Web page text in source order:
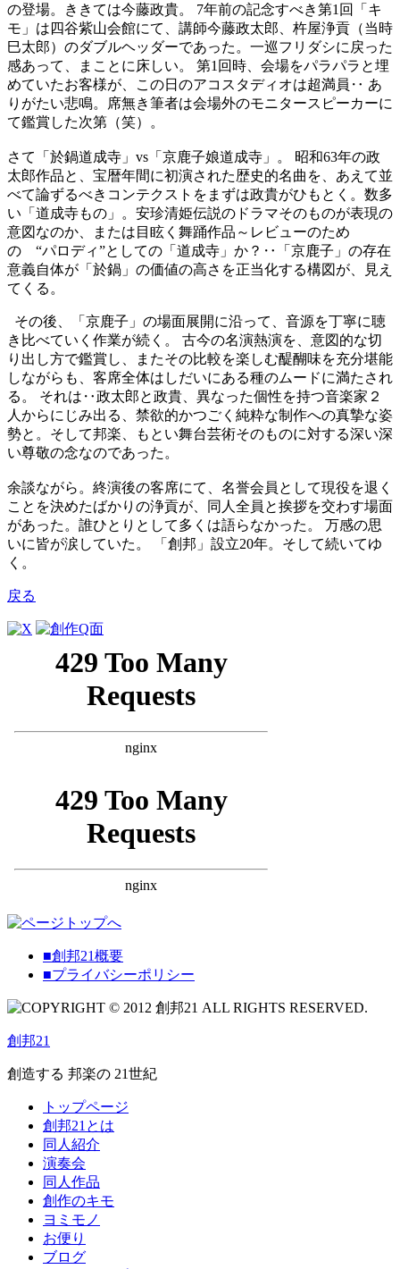
の登場。ききては今藤政貴。 7年前の記念すべき第1回「キ
モ」は四谷紫山会館にて、講師今藤政太郎、杵屋浄貢（当時
巳太郎）のダブルヘッダーであった。一巡フリダシに戻った
感あって、まことに床しい。 第1回時、会場をパラパラと埋
めていたお客様が、この日のアコスタディオは超満員‥ あ
りがたい悲鳴。席無き筆者は会場外のモニタースピーカーに
て鑑賞した次第（笑）。
さて「於鍋道成寺」vs「京鹿子娘道成寺」。 昭和63年の政
太郎作品と、宝暦年間に初演された歴史的名曲を、あえて並
べて論ずるべきコンテクストをまずは政貴がひもとく。数多
い「道成寺もの」。安珍清姫伝説のドラマそのものが表現の
意図なのか、または目眩く舞踊作品～レビューのため
の “パロディ”としての「道成寺」か？‥「京鹿子」の存在
意義自体が「於鍋」の価値の高さを正当化する構図が、見え
てくる。
その後、「京鹿子」の場面展開に沿って、音源を丁寧に聴
き比べていく作業が続く。 古今の名演熱演を、意図的な切
り出し方で鑑賞し、またその比較を楽しむ醍醐味を充分堪能
しながらも、客席全体はしだいにある種のムードに満たされ
る。 それは‥政太郎と政貴、異なった個性を持つ音楽家２
人からにじみ出る、禁欲的かつごく純粋な制作への真摯な姿
勢と。そして邦楽、もとい舞台芸術そのものに対する深い深
い尊敬の念なのであった。
余談ながら。終演後の客席にて、名誉会員として現役を退く
ことを決めたばかりの浄貢が、同人全員と挨拶を交わす場面
があった。誰ひとりとして多くは語らなかった。 万感の思
いに皆が涙していた。 「創邦」設立20年。そして続いてゆ
く。
戻る
■創邦21概要
■プライバシーポリシー
創邦21
創造する 邦楽の 21世紀
トップページ
創邦21とは
同人紹介
演奏会
同人作品
創作のキモ
ヨミモノ
お便り
ブログ